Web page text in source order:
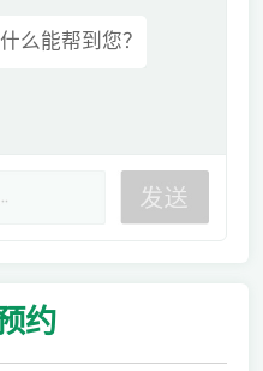
么能帮到您？
约